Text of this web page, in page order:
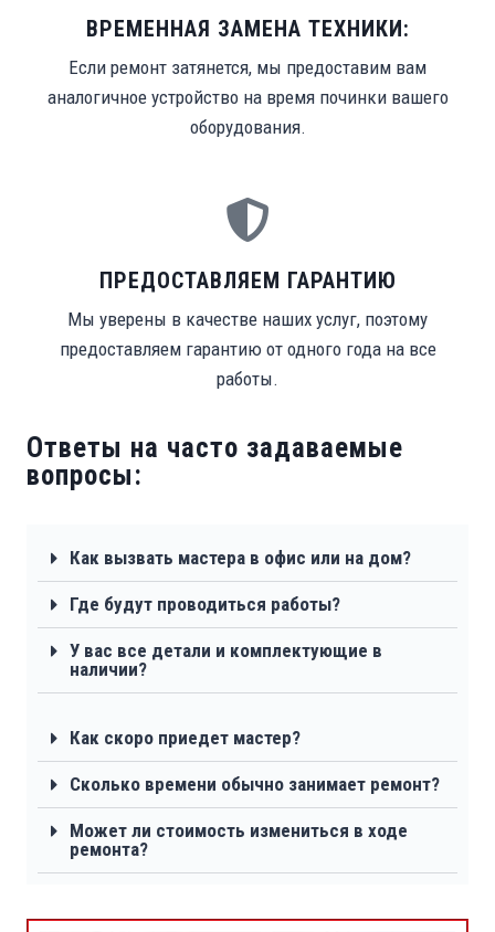
ВРЕМЕННАЯ ЗАМЕНА ТЕХНИКИ:
Если ремонт затянется, мы предоставим вам
аналогичное устройство на время починки вашего
оборудования.
ПРЕДОСТАВЛЯЕМ ГАРАНТИЮ
Мы уверены в качестве наших услуг, поэтому
предоставляем гарантию от одного года на все
работы.
Ответы на часто задаваемые
вопросы:
Как вызвать мастера в офис или на дом?
Где будут проводиться работы?
У вас все детали и комплектующие в
наличии?
Как скоро приедет мастер?
Сколько времени обычно занимает ремонт?
Может ли стоимость измениться в ходе
ремонта?